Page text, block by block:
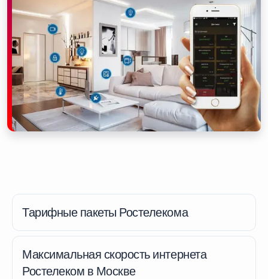
Тарифные пакеты Ростелекома
Максимальная скорость интернета
Ростелеком в Москве